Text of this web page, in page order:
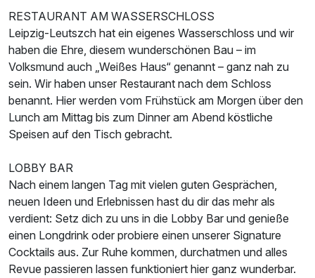
RESTAURANT AM WASSERSCHLOSS
Leipzig-Leutszch hat ein eigenes Wasserschloss und wir
haben die Ehre, diesem wunderschönen Bau – im
Volksmund auch „Weißes Haus“ genannt – ganz nah zu
sein. Wir haben unser Restaurant nach dem Schloss
benannt. Hier werden vom Frühstück am Morgen über den
Lunch am Mittag bis zum Dinner am Abend köstliche
Speisen auf den Tisch gebracht.
LOBBY BAR
Nach einem langen Tag mit vielen guten Gesprächen,
neuen Ideen und Erlebnissen hast du dir das mehr als
verdient: Setz dich zu uns in die Lobby Bar und genieße
einen Longdrink oder probiere einen unserer Signature
Cocktails aus. Zur Ruhe kommen, durchatmen und alles
Revue passieren lassen funktioniert hier ganz wunderbar.